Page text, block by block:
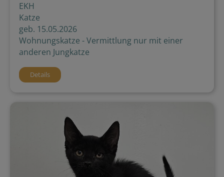
EKH
Katze
geb. 15.05.2026
Wohnungskatze - Vermittlung nur mit einer
anderen Jungkatze
Details